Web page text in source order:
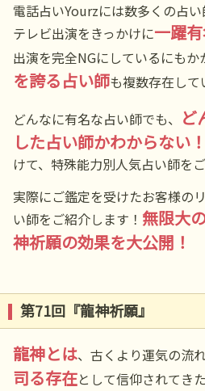
電話占いYourzには数多くの占い
テレビ出演をきっかけに一躍
出演を完全NGにしているにもか
を誇る占い師も複数存在して
どんなに有名な占い師でも、 ど
した占い師かわからない！
けて、特殊能力別人気占い師を
実際にご鑑定を受けたお客様の
い師をご紹介します！ 無限大
神祈願の効果を大公開！
第71回『龍神祈願』
龍神とは、古くより運気の流
司る存在として信仰されてき